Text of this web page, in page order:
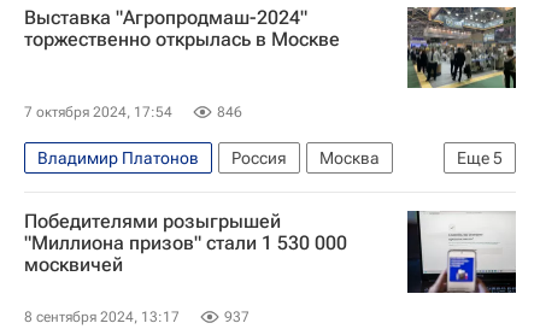
Выставка "Агропродмаш-2024"
торжественно открылась в Москве
7 октября 2024, 17:54 846
Еще5
Владимир Платонов Россия
Москва
Сергей Митин
Владимир Кашин
Совет Федерации РФ
Экспоцентр
Московская торгово-промышленная палата
Победителями розыгрышей
"Миллиона призов" стали 1 530 000
москвичей
8 сентября 2024, 13:17 937